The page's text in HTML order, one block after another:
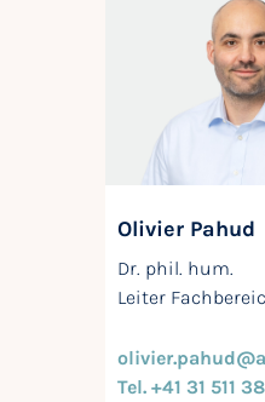
Olivier Pahud
Dr. phil. hum.
Leiter
Tel. +41 31 511